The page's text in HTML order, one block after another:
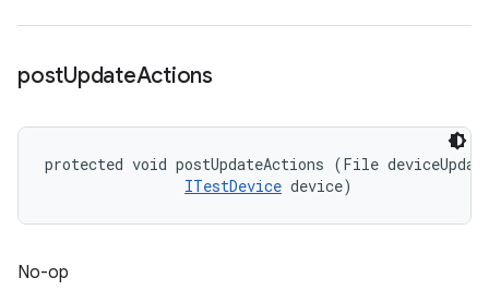
postUpdateActions
protected void postUpdateActions (File
ITestDevice device)
No-op